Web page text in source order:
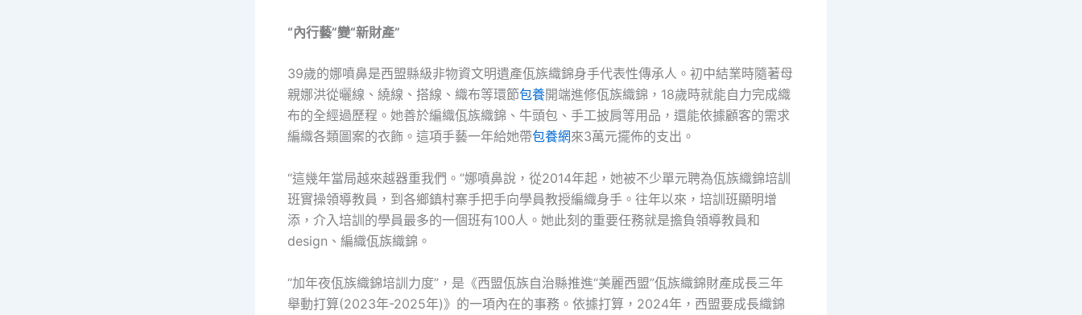
“內行藝”變“新財產”
39歲的娜噴鼻是西盟縣級非物資文明遺產佤族織錦身手代表性傳承人。初中結業時隨著母
親娜洪從曬線、繞線、搭線、織布等環節包養開端進修佤族織錦，18歲時就能自力完成織
布的全經過歷程。她善於編織佤族織錦、牛頭包、手工披肩等用品，還能依據顧客的需求
編織各類圖案的衣飾。這項手藝一年給她帶包養網來3萬元擺佈的支出。
“這幾年當局越來越器重我們。”娜噴鼻說，從2014年起，她被不少單元聘為佤族織錦培訓
班實操領導教員，到各鄉鎮村寨手把手向學員教授編織身手。往年以來，培訓班顯明增
添，介入培訓的學員最多的一個班有100人。她此刻的重要任務就是擔負領導教員和
design、編織佤族織錦。
“加年夜佤族織錦培訓力度”，是《西盟佤族自治縣推進“美麗西盟”佤族織錦財產成長三年
舉動打算(2023年-2025年)》的一項內在的事務。依據打算，2024年，西盟要成長織錦